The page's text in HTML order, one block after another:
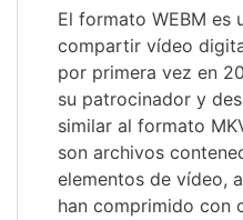
El formato WEBM
compartir vídeo
por primera vez en
su patrocinador y
similar al formato
son archivos
elementos de vídeo,
han comprimido con